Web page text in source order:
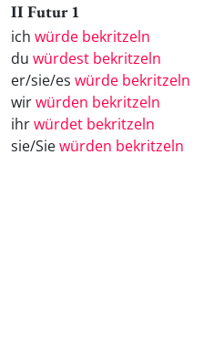
II Futur 1
ich würde bekritzeln
du würdest bekritzeln
er/sie/es würde bekritzeln
wirwürden bekritzeln
ihrwürdet bekritzeln
sie/Siewürden bekritzeln